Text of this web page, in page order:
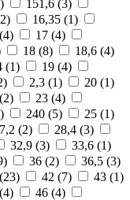
) 151,6 (3)
2) 16,35 (1)
4) 17 (4)
18 (8) 18,6 (4)
(1) 19 (4)
) 2,3 (1) 20 (1)
2) 23 (4)
) 240 (5) 25 (1)
(2) 28,4 (3)
32,9 (3) 33,6 (1)
) 36 (2) 36,5 (3)
23) 42 (7) 43 (1)
4) 46 (4)